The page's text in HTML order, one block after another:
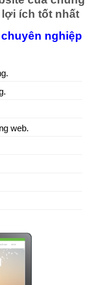
ích tốt nhất
nghiệp
web.